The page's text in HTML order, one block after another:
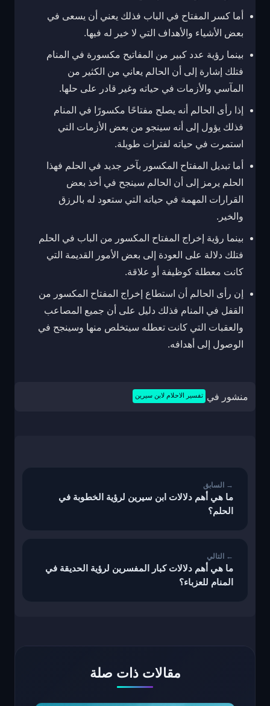
أما كسر المفتاح في الباب فذلك يعني أن يسعى في
بعض الأشياء والأهداف التي لا خير له فيها.
بينما رؤية عدد كبير من المفاتيح مكسورة في المنام
فتلك إشارة إلى أن الحالم يعاني من الكثير من
المآسي والأزمات في حياته وغير قادر على حلها.
إذا رأى الحالم أنه يصلح مفتاحًا مكسورًا في المنام
فذلك يؤول إلى أنه سينجو من بعض الأزمات التي
استمرت في حياته لفترات طويلة.
أما تبديل المفتاح المكسور بآخر جديد في الحلم فهذا
الحلم يرمز إلى أن الحالم سينجح في أخذ بعض
القرارات المهمة في حياته التي ستعود له بالرزق
والخير.
بينما رؤية إخراج المفتاح المكسور من الباب في الحلم
فتلك دلالة على العودة إلى بعض الأمور القديمة التي
كانت معطلة كوظيفة أو علاقة.
إن رأى الحالم أن استطاع إخراج المفتاح المكسور من
القفل في المنام فذلك دليل على أن جميع المصاعب
والعقبات التي كانت تعطله سيتخلص منها وسينجح في
الوصول إلى أهدافه.
منشور في تفسير الاحلام لابن سيرين
ما هي أهم دلالات ابن سيرين لرؤية الخطوبة في
الحلم؟
ما هي أهم دلالات كبار المفسرين لرؤية الحديقة في
المنام للعزباء؟
مقالات ذات صلة